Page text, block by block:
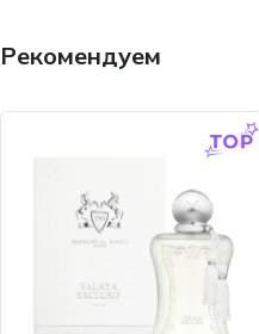
Рекомендуем